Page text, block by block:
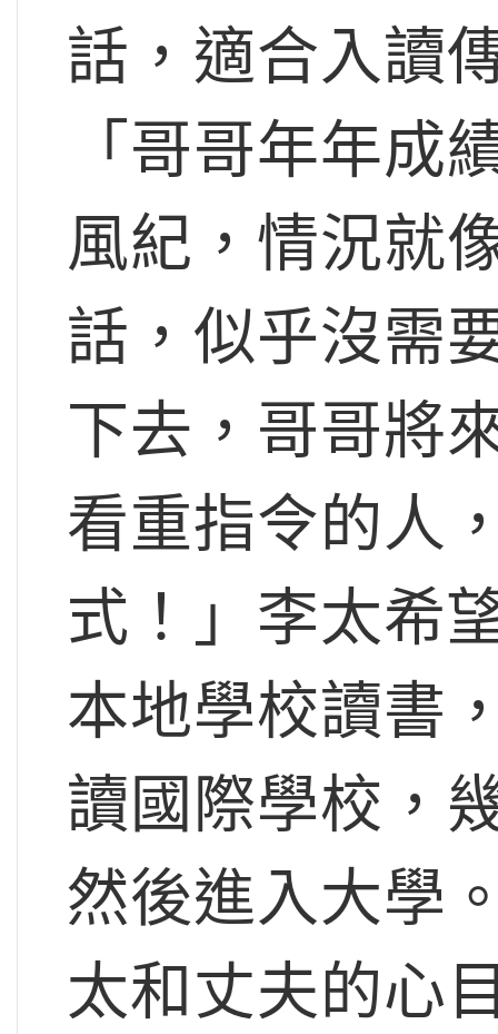
話，適合入讀
「哥哥年年成
風紀，情況就
話，似乎沒需
下去，哥哥將
看重指令的人
式！」李太希
本地學校讀書
讀國際學校，
然後進入大學
太和丈夫的心